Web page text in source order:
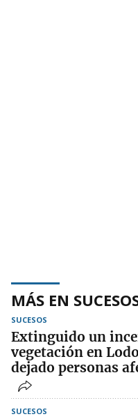
MÁS EN
SUCESOS
Extinguido un
vegetación en
dejado personas
SUCESOS